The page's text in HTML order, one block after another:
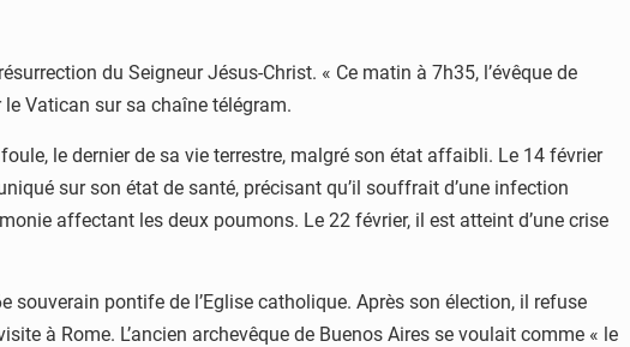
du Seigneur Jésus-Christ. « Ce matin à 7h35, l’évêque de
Vatican sur sa chaîne télégram.
le dernier de sa vie terrestre, malgré son état affaibli. Le 14 février
sur son état de santé, précisant qu’il souffrait d’une infection
affectant les deux poumons. Le 22 février, il est atteint d’une crise
pontife de l’Eglise catholique. Après son élection, il refuse
à Rome. L’ancien archevêque de Buenos Aires se voulait comme « le